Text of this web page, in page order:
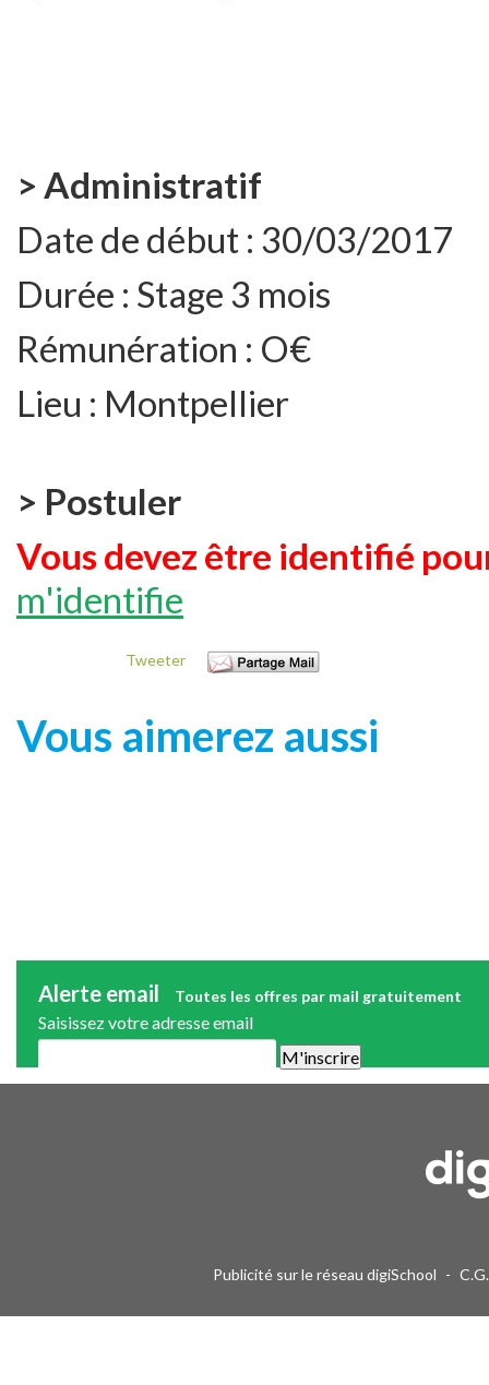
> Administratif
Date de début : 30/03/2017
Durée : Stage 3 mois
Rémunération : O€
Lieu : Montpellier
> Postuler
Vous devez être identifié
m'identifie
Tweeter
Vous aimerez aussi
Alerte email Toutes les offres par mail gratuitement
Saisissez votre adresse email
Publicité sur le réseau digiSchool -